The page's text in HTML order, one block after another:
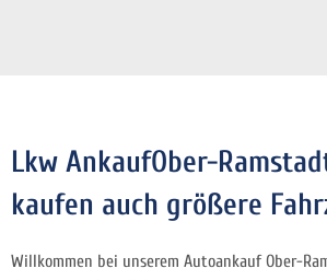
Lkw AnkaufOber-
kaufen auch größere
Willkommen bei unserem Autoankauf Ober-